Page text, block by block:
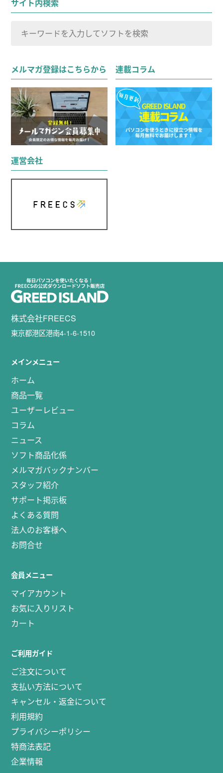
サイト内検索
象:
メルマガ登録はこちらから
連載コラム
運営会社
株式会社FREECS
東京都港区港南4-1-6-1510
メインメニュー
ホーム
商品一覧
ユーザーレビュー
コラム
ニュース
ソフト商品化係
メルマガバックナンバー
スタッフ紹介
サポート掲示板
よくある質問
法人のお客様へ
お問合せ
会員メニュー
マイアカウント
お気に入りリスト
カート
ご利用ガイド
ご注文について
支払い方法について
キャンセル・返金について
利用規約
プライバシーポリシー
特商法表記
企業情報